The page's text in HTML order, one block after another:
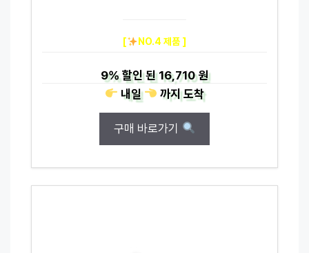
[ NO.4 제품 ]
9%할인 된16,710 원
내일
까지도착
구매 바로가기